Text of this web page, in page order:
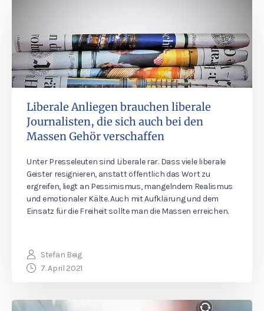
Liberale Anliegen brauchen liberale
Journalisten, die sich auch bei den
Massen Gehör verschaffen
Unter Presseleuten sind Liberale rar. Dass viele liberale
Geister resignieren, anstatt öffentlich das Wort zu
ergreifen, liegt an Pessimismus, mangelndem Realismus
und emotionaler Kälte. Auch mit Aufklärung und dem
Einsatz für die Freiheit sollte man die Massen erreichen.
Stefan Beig
7. April 2021